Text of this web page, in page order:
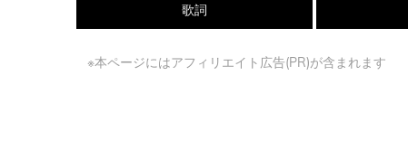
歌詞
※本ページにはアフィリエイト広告(PR)が含まれます